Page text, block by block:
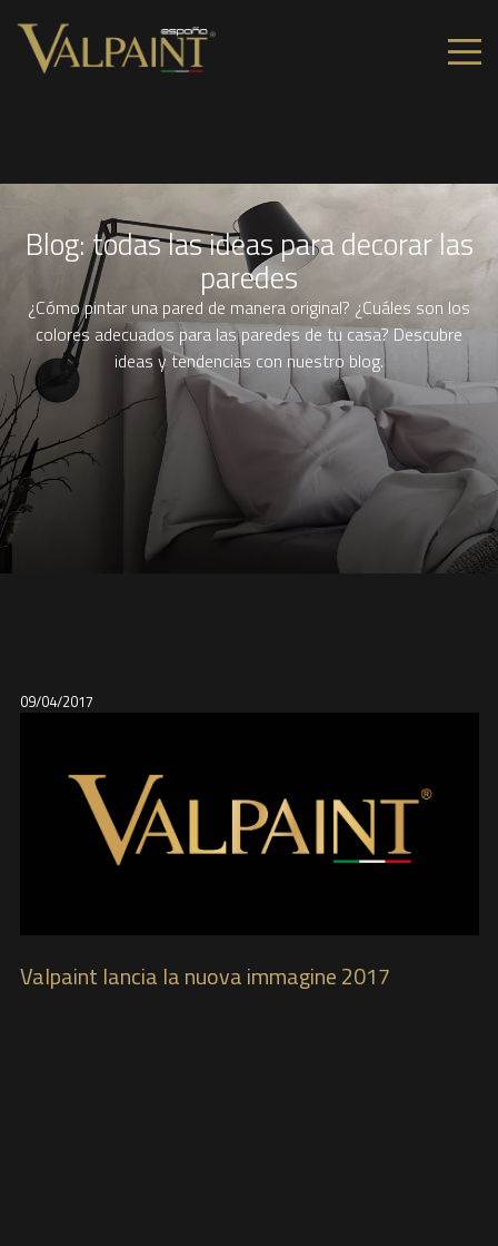
Blog: todas las ideas para decorar las
paredes
¿Cómo pintar una pared de manera original? ¿Cuáles son los
colores adecuados para las paredes de tu casa? Descubre
ideas y tendencias con nuestro blog.
09/04/2017
Valpaint lancia la nuova immagine 2017